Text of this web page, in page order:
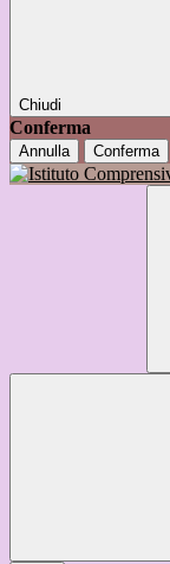
Chiudi
Conferma
Annulla Conferma